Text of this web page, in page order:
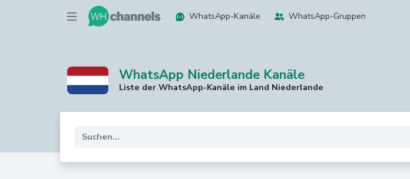
WhatsApp-Kanäle WhatsApp-Gruppen
WhatsApp Niederlande Kanäle
Liste der WhatsApp-Kanäle im Land Niederlande